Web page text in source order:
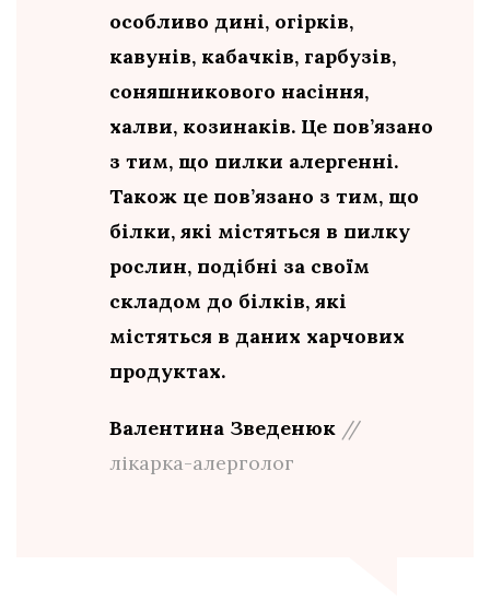
особливо дині, огірків,
кавунів, кабачків, гарбузів,
соняшникового насіння,
халви, козинаків. Це пов’язано
з тим, що пилки алергенні.
Також це пов’язано з тим, що
білки, які містяться в пилку
рослин, подібні за своїм
складом до білків, які
містяться в даних харчових
продуктах.
Валентина Зведенюк //
лікарка-алерголог